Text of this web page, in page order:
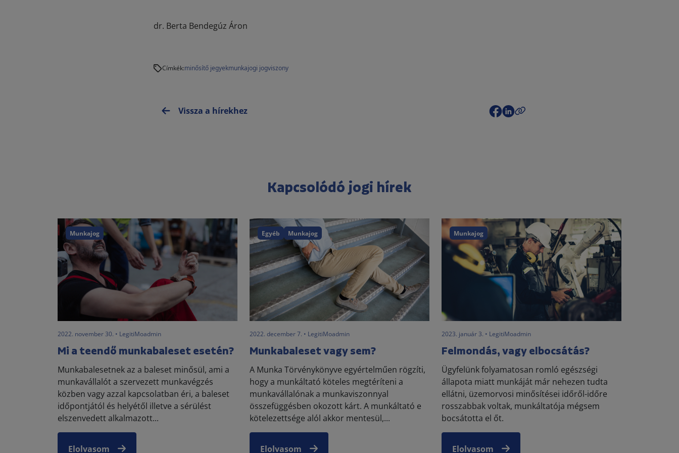
dr. Berta Bendegúz Áron
Címkék:minősítő jegyekmunkajogi jogviszony
Vissza a hírekhez
Kapcsolódó jogi hírek
Munkajog
2022. november 30. • LegitiMoadmin
Mi a teendő munkabaleset esetén?
Munkabalesetnek az a baleset minősül, ami a
munkavállalót a szervezett munkavégzés
közben vagy azzal kapcsolatban éri, a baleset
időpontjától és helyétől illetve a sérülést
elszenvedett alkalmazott...
Elolvasom
Egyéb Munkajog
2022. december 7. • LegitiMoadmin
Munkabaleset vagy sem?
A Munka Törvénykönyve egyértelműen rögzíti,
hogy a munkáltató köteles megtéríteni a
munkavállalónak a munkaviszonnyal
összefüggésben okozott kárt. A munkáltató e
kötelezettsége alól akkor mentesül,...
Elolvasom
Munkajog
2023. január 3. • LegitiMoadmin
Felmondás, vagy elbocsátás?
Ügyfelünk folyamatosan romló egészségi
állapota miatt munkáját már nehezen tudta
ellátni, üzemorvosi minősítései időről-időre
rosszabbak voltak, munkáltatója mégsem
bocsátotta el őt.
Elolvasom